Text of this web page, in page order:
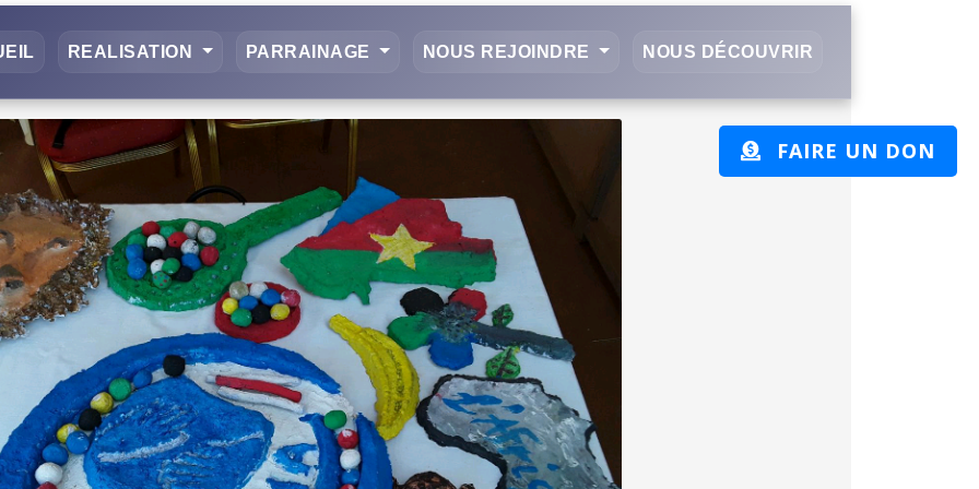
REALISATION PARRAINAGE NOUS REJOINDRE NOUS DÉCOUVRIR
FAIRE UN DON